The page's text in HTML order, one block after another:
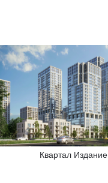
Квартал Издание